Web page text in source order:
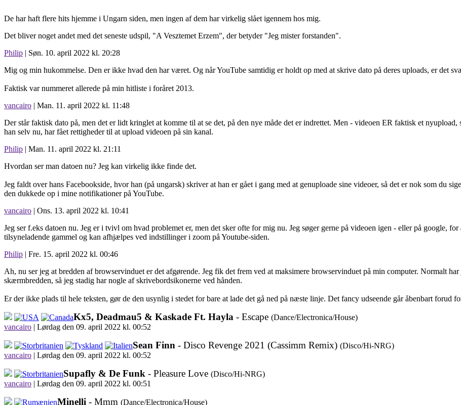
De har haft flere hits hjemme i Ungarn siden, men ingen af dem har virkelig slået igennem hos mig.
Det bliver noget andet med det seneste udspil, "A Vesztemet Erzem", der betyder "Jeg mister forstanden".
Philip | Søn. 10. april 2022 kl. 20:28
Mig og min hukommelse. Den er ikke hvad den har været. Og når YouTube samtidig er holdt op med at skrive dato på deres uploads, er det
Faktisk var nummeret allerede på min hitliste i foråret 2013.
vancairo | Man. 11. april 2022 kl. 11:48
Der står faktisk dato på, men det er lidt kringlet at komme til at se det, på den nye måde det er indrettet. Men - videoen ER faktisk et
han selv nu, har fået rettigheder til at upload videoen på sin kanal.
Philip | Man. 11. april 2022 kl. 21:11
Hvordan ser man datoen nu? Jeg kan virkelig ikke finde det.
Jeg faldt over hans Facebookside, hvor han (på ungarsk) skriver at han er gået i gang med at genuploade sine videoer, så det er nok som du
den dukkede op i mine notifikationer på YouTube.
vancairo | Ons. 13. april 2022 kl. 10:41
Jeg ser f.eks datoen nu. Jeg er i tvivl om hvad problemet er, men det sker ofte for mig nu. Jeg søger gerne på videoen igen - eller på google,
tilsyneladende gammel og kan afhjælpes ved indstillinger i zoom på Youtube-siden.
Philip | Fre. 15. april 2022 kl. 00:46
Ah, nu ser jeg at bredden af browservinduet er det afgørende. Jeg fik det frem ved at maksimere browservinduet på min computer. Normalt
skærmbredden, så jeg stadig har nogle af skrivebordsikonerne ved hånden.
Er der ikke plads til hele teksten, gør de den usynlig i stedet for bare at lade det gå ned på næste linje. Det fancy udseende går åbenbart forud
Kx5, Deadmau5 & Kaskade Ft. Hayla - Escape (Dance/Electronica/House)
vancairo | Lørdag den 09. april 2022 kl. 00:52
Sean Finn - Disco Revenge 2021 (Cassimm Remix) (Disco/Hi-NRG)
vancairo | Lørdag den 09. april 2022 kl. 00:52
Supafly & De Funk - Pleasure Love (Disco/Hi-NRG)
vancairo | Lørdag den 09. april 2022 kl. 00:51
Minelli - Mmm (Dance/Electronica/House)